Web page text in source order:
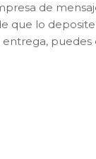
de
que lo
puedes